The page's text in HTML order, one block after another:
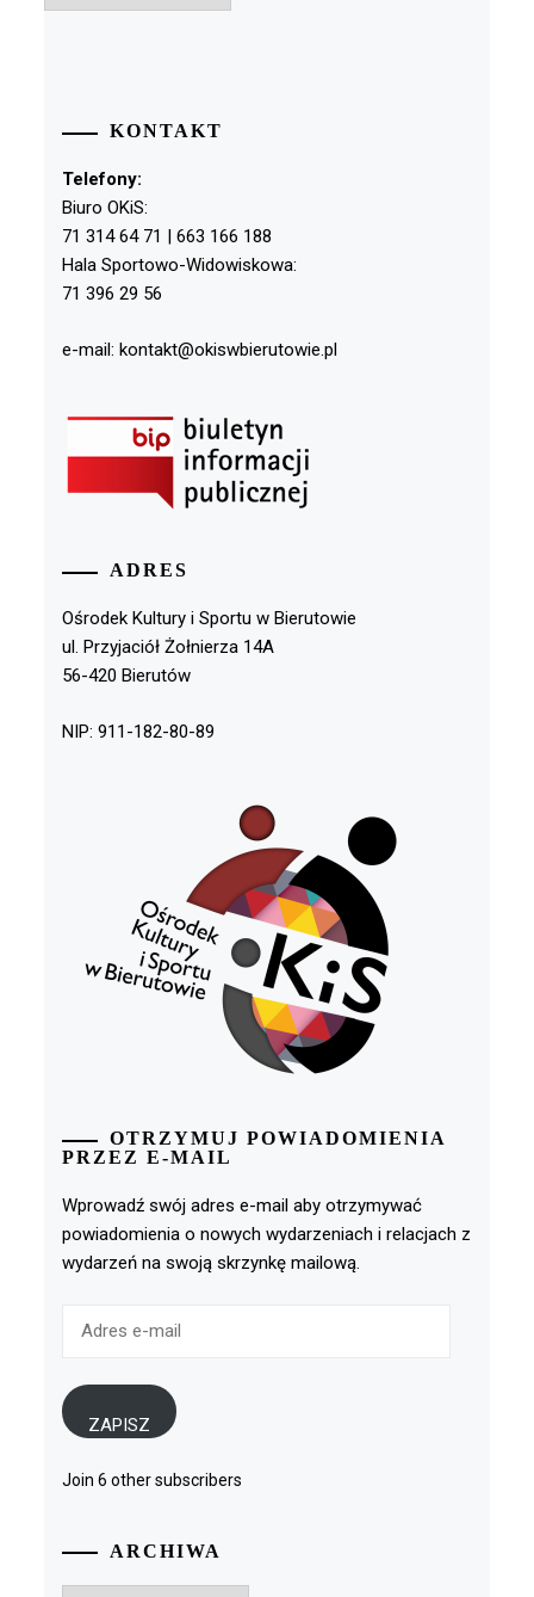
KONTAKT
Telefony:
Biuro OKiS:
71 314 64 71 | 663 166 188
Hala Sportowo-Widowiskowa:
71 396 29 56
e-mail: kontakt@okiswbierutowie.pl
ADRES
Ośrodek Kultury i Sportu w Bierutowie
ul. Przyjaciół Żołnierza 14A
56-420 Bierutów
NIP: 911-182-80-89
OTRZYMUJ POWIADOMIENIA
PRZEZ E-MAIL
Wprowadź swój adres e-mail aby otrzymywać
powiadomienia o nowych wydarzeniach i relacjach z
wydarzeń na swoją skrzynkę mailową.
ZAPISZ
Join 6 other subscribers
ARCHIWA